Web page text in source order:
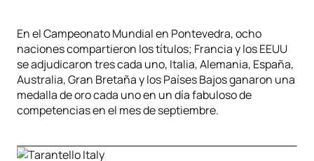
En el Campeonato Mundial en Pontevedra, ocho
naciones compartieron los títulos; Francia y los EEUU
se adjudicaron tres cada uno, Italia, Alemania, España,
Australia, Gran Bretaña y los Países Bajos ganaron una
medalla de oro cada uno en un día fabuloso de
competencias en el mes de septiembre.